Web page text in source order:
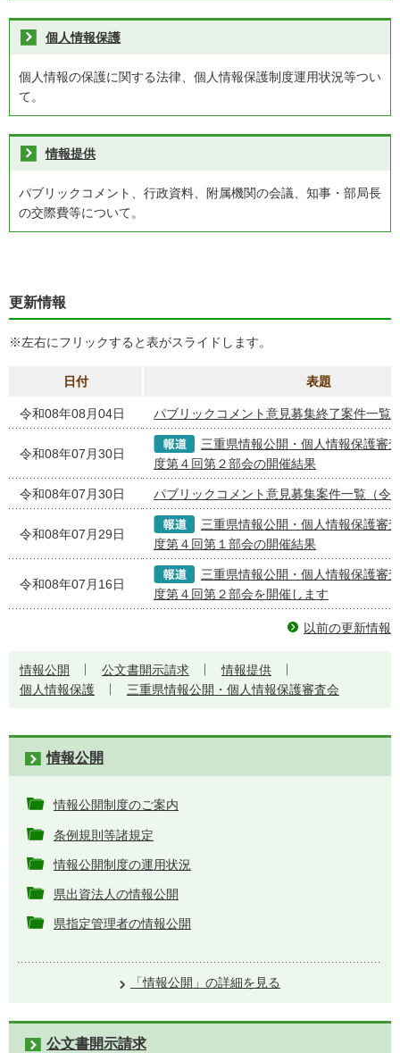
個人情報保護
個人情報の保護に関する法律、個人情報保護制度運用状況等つい
て。
情報提供
パブリックコメント、行政資料、附属機関の会議、知事・部局長
の交際費等について。
更新情報
※左右にフリックすると表がスライドします。
日付 表題
令和08年08月04日 パブリックコメント意見募集終了案件一覧
令和08年07月30日
三重県情報公開・個人情報保護審
度第４回第２部会の開催結果
令和08年07月30日 パブリックコメント意見募集案件一覧（令
令和08年07月29日
三重県情報公開・個人情報保護審
度第４回第１部会の開催結果
令和08年07月16日
三重県情報公開・個人情報保護審
度第４回第２部会を開催します
以前の更新情報
情報公開 公文書開示請求
情報提供
個人情報保護
三重県情報公開・個人情報保護審査会
情報公開
情報公開制度のご案内
条例規則等諸規定
情報公開制度の運用状況
県出資法人の情報公開
県指定管理者の情報公開
「情報公開」の詳細を見る
公文書開示請求